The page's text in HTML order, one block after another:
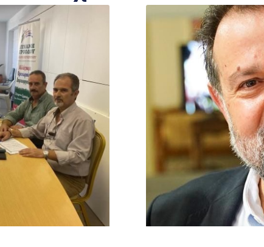
Ανακοινώσεις
ΕΚΛΟΓΙΚΌ ΚΈΝΤΡΟ
+(30) 289 102 4800